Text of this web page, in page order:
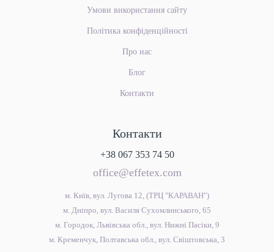
Умови використання сайту
Політика конфіденційності
Про нас
Блог
Контакти
Контакти
+38 067 353 74 50
office@effetex.com
м. Київ, вул. Лугова 12, (ТРЦ "КАРАВАН")
м. Дніпро, вул. Василя Сухомлинського, 65
м. Городок, Львівська обл., вул. Нижні Пасіки, 9
м. Кременчук, Полтавська обл., вул. Свіштовська, 3